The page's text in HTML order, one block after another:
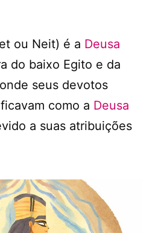
ou Neit) é a Deusa
do baixo Egito e da
seus devotos
como a Deusa
a suas atribuições